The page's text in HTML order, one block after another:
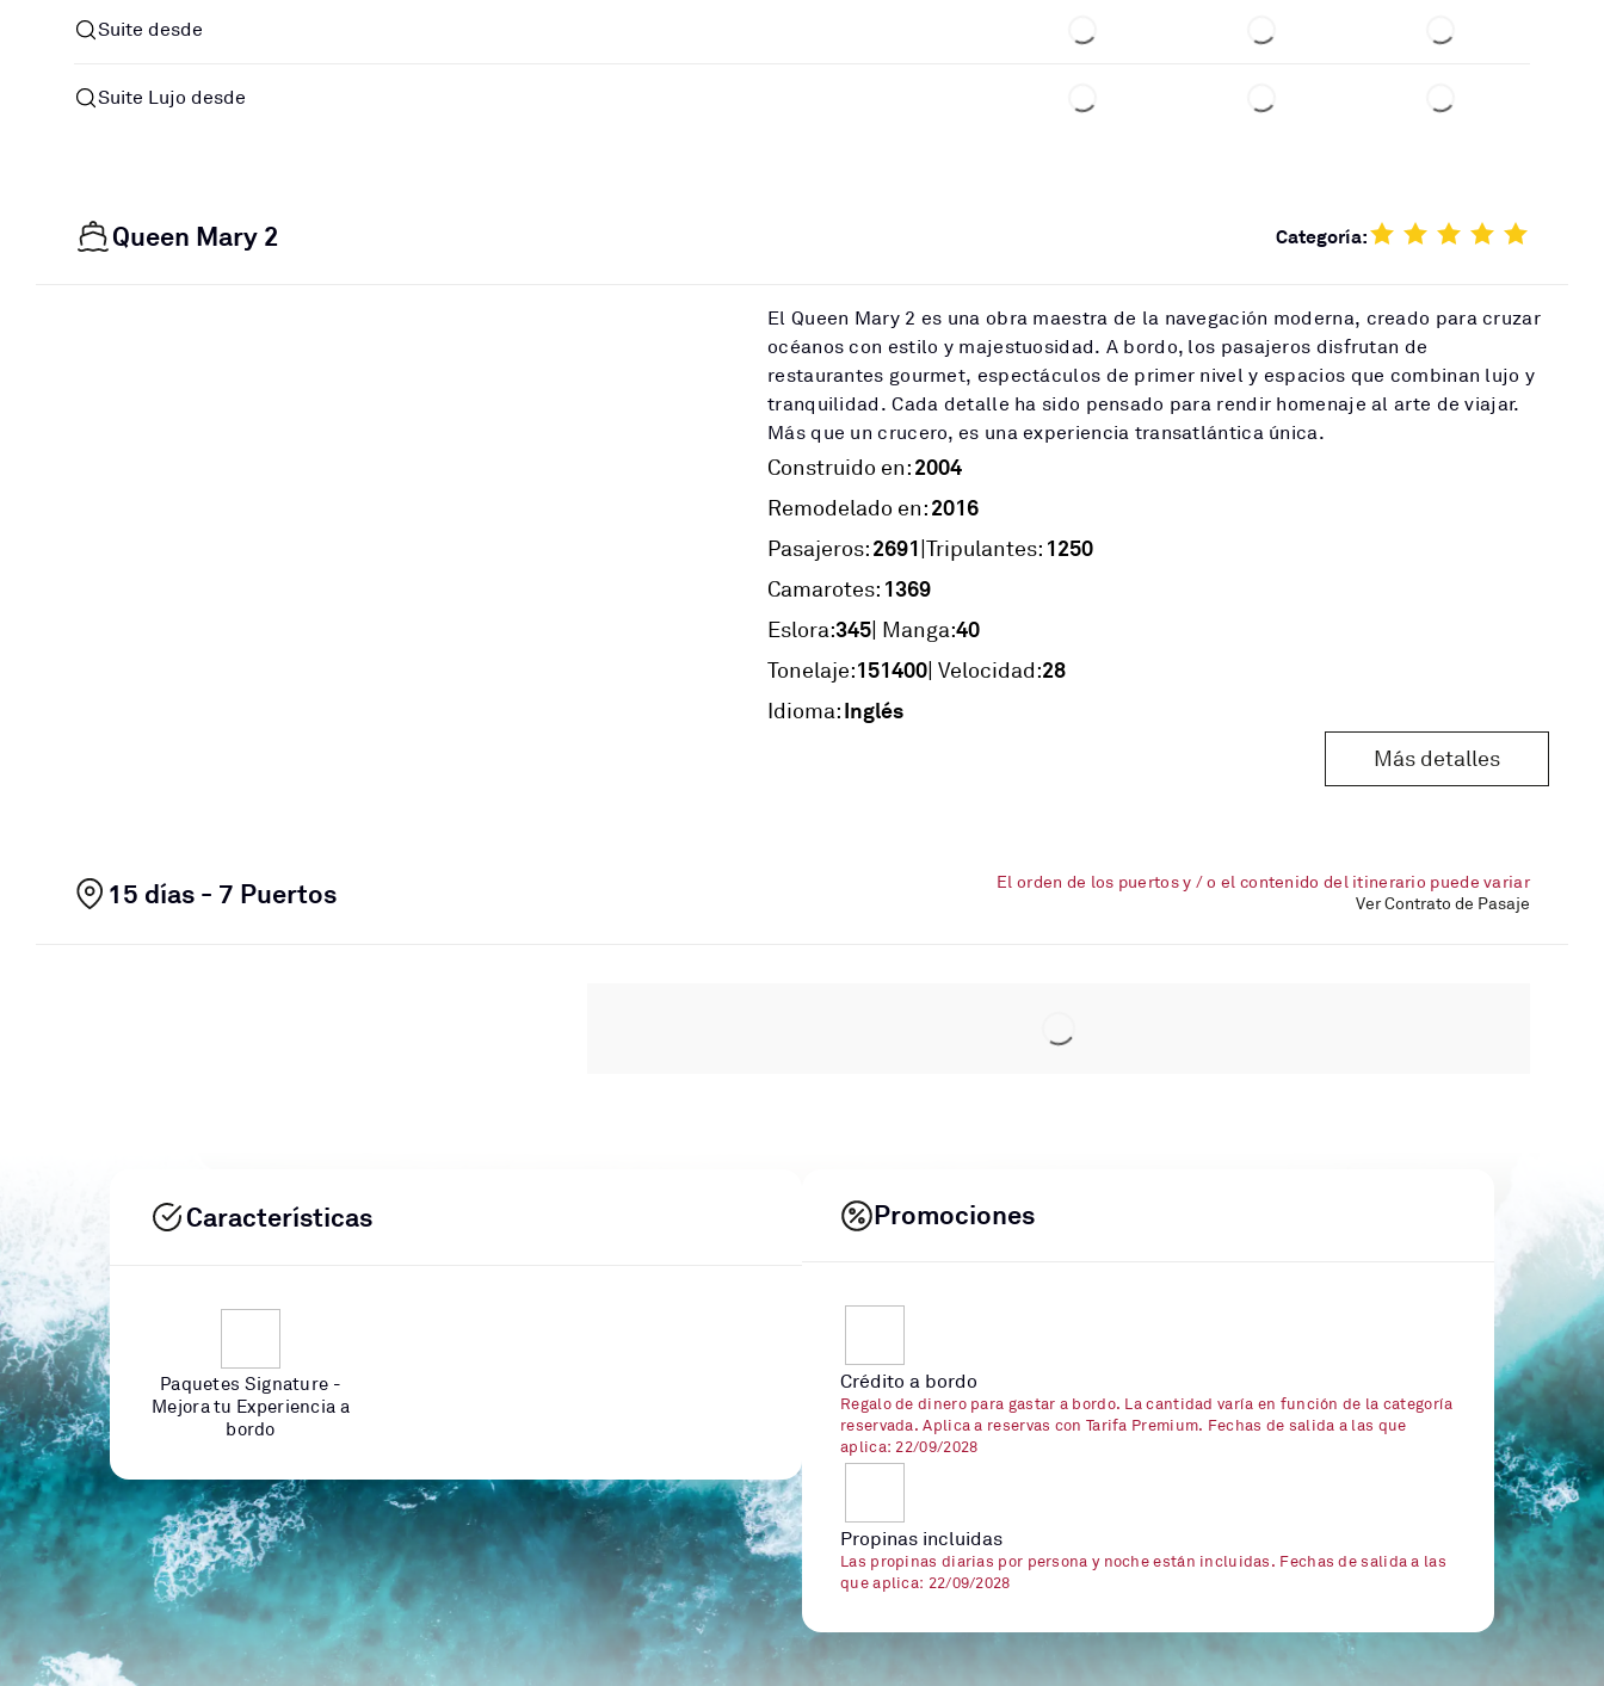
Suite desde
Suite Lujo desde
Queen Mary 2 Categoría:
El Queen Mary 2 es una obra maestra de la navegación moderna, creado para cruzar
océanos con estilo y majestuosidad. A bordo, los pasajeros disfrutan de
restaurantes gourmet, espectáculos de primer nivel y espacios que combinan lujo y
tranquilidad. Cada detalle ha sido pensado para rendir homenaje al arte de viajar.
Más que un crucero, es una experiencia transatlántica única.
Construido en:2004
Remodelado en:2016
Pasajeros:2691|Tripulantes: 1250
Camarotes: 1369
Eslora:345| Manga:40
Tonelaje:151400| Velocidad:28
Idioma:Inglés
Más detalles
15 días - 7 Puertos
El orden de los puertos y / o el contenido del itinerario puede variar
Ver Contrato de Pasaje
Características
Paquetes Signature -
Mejora tu Experiencia a
bordo
Promociones
Crédito a bordo
Regalo de dinero para gastar a bordo. La cantidad varía en función de la categoría
reservada. Aplica a reservas con Tarifa Premium. Fechas de salida a las que
aplica: 22/09/2028
Propinas incluidas
Las propinas diarias por persona y noche están incluidas. Fechas de salida a las
que aplica: 22/09/2028